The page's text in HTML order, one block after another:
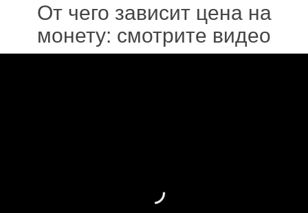
От чего зависит цена на
монету: смотрите видео